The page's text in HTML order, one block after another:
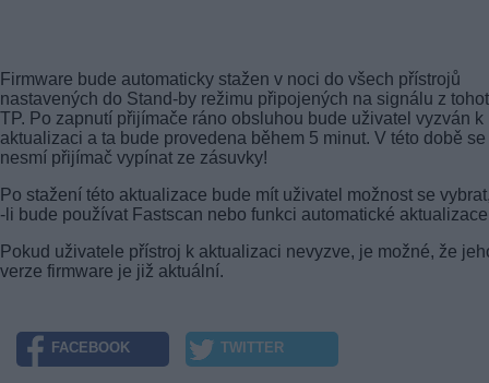
Firmware bude automaticky stažen v noci do všech přístrojů
nastavených do Stand-by režimu připojených na signálu z
TP. Po zapnutí přijímače ráno obsluhou bude uživatel vyzván k
aktualizaci a ta bude provedena během 5 minut. V této době se
nesmí přijímač vypínat ze zásuvky!
Po stažení této aktualizace bude mít uživatel možnost se
-li bude používat Fastscan nebo funkci automatické
Pokud uživatele přístroj k aktualizaci nevyzve, je možné, že
verze firmware je již aktuální.
FACEBOOK TWITTER